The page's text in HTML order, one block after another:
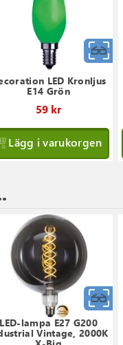
LED Kronljus
E14 Grön
59 kr
Lägg i varukorgen
LED-lampa E27 G200
Vintage, 2000K